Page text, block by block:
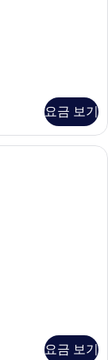
요금 보기
Suite | 고급 침구,
요금 보기